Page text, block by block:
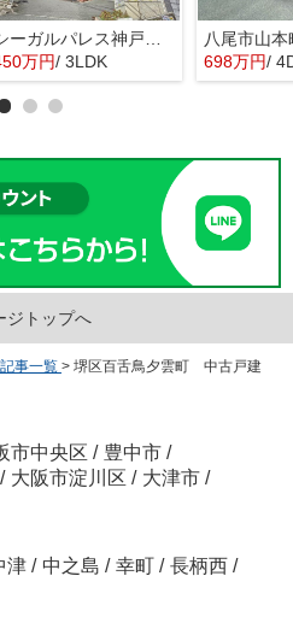
万円/ 3LDK 698万円/
ジトップへ
事一覧 > 堺区百舌鳥夕雲町 中古戸建
市中央区 / 豊中市 /
/ 大阪市淀川区 / 大津市 /
津 / 中之島 / 幸町 / 長柄西 /